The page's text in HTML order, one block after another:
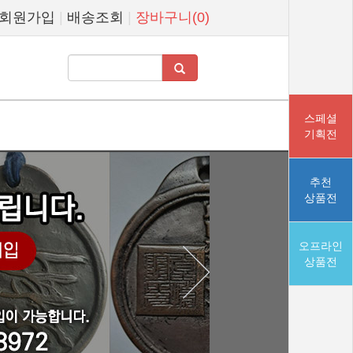
스페셜
기획전
추천
상품전
오프라인
상품전
원가입 배송조회 장바구니(0)